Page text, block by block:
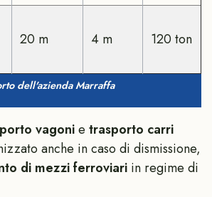
dell'azienda Marraffa
20 m 4 m 120 ton
vagonie trasporto carri
anche in caso di dismissione,
di mezzi ferroviari in regime di